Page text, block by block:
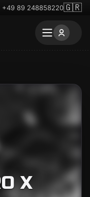
+49 89 248858220🇬🇷
X